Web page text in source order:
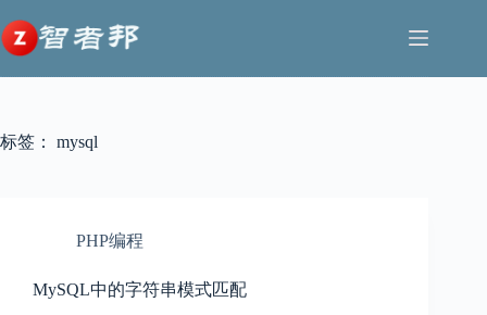
至
内
容
标签： mysql
PHP编程
MySQL中的字符串模式匹配